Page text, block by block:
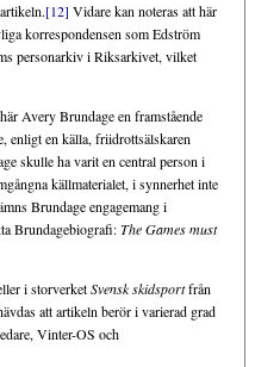
[12] Vidare kan noteras att här
korrespondensen som Edström
personarkiv i Riksarkivet, vilket
Avery Brundage en framstående
enligt en källa, friidrottsälskaren
skulle ha varit en central person i
källmaterialet, i synnerhet inte
Brundage engagemang i
Brundagebiografi:The Games must
i storverketSvensk skidsportfrån
att artikeln berör i varierad grad
Vinter-OS och